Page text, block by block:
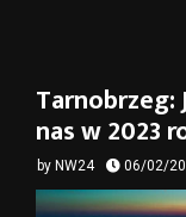
Tarnobrzeg:
nas w 2023
by NW24 06/02/